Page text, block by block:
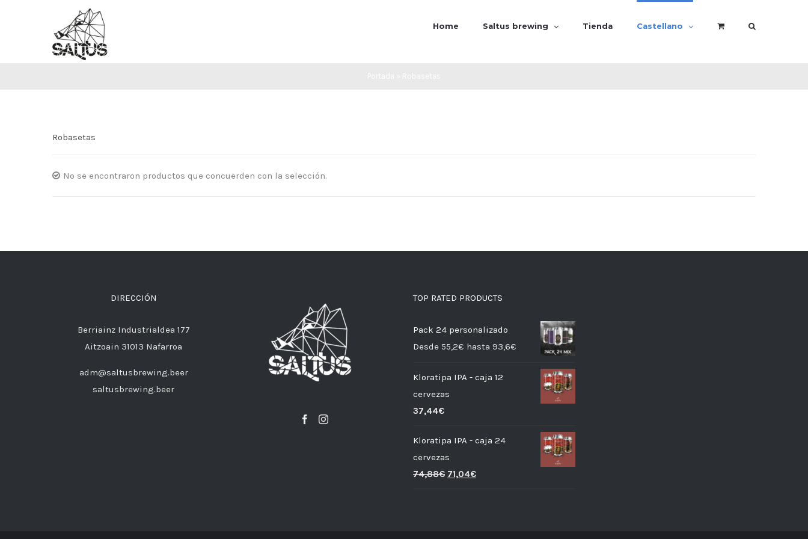
Home Saltus brewing Tienda Castellano
Robasetas
No se encontraron productos que concuerden con la selección.
DIRECCIÓN
Berriainz Industrialdea 177
Aitzoain 31013 Nafarroa
adm@saltusbrewing.beer
saltusbrewing.beer
TOP RATED PRODUCTS
Pack 24 personalizado
Desde 55,2€ hasta 93,6€
Kloratipa IPA - caja 12
cervezas
37,44€
Kloratipa IPA - caja 24
cervezas
74,88€ 71,04€